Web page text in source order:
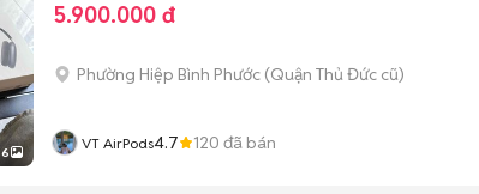
6
5.900.000 đ
Phường Hiệp Bình Phước (Quận Thủ Đức cũ)
VT AirPods4.7 120 đã bán